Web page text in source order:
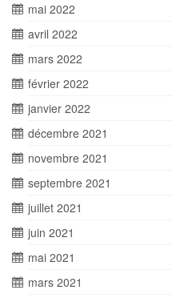
mai 2022
avril 2022
mars 2022
février 2022
janvier 2022
décembre 2021
novembre 2021
septembre 2021
juillet 2021
juin 2021
mai 2021
mars 2021